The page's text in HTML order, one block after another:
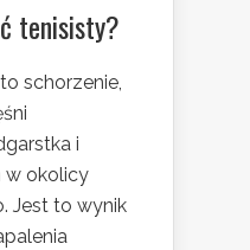
tenisisty?
to schorzenie,
i
w okolicy
Jest to wynik